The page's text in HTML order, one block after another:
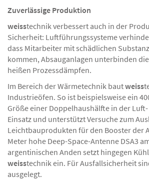
Zuverlässige Produktion
weisstechnik verbessert auch in der
Sicherheit: Luftführungssysteme
dass Mitarbeiter mit schädlichen
kommen, Absauganlagen unterbinden
heißen Prozessdämpfen.
Im Bereich der Wärmetechnik bautweiss
Industrieöfen. So ist beispielsweise ein
Größe einer Doppelhaushälfte in der
Einsatz und unterstützt Versuche zum
Leichtbauprodukten für den Booster der
Meter hohe Deep-Space-Antenne DSA3
argentinischen Anden setzt hingegen
weisstechnik ein. Für Ausfallsicherheit
ausgelegt.